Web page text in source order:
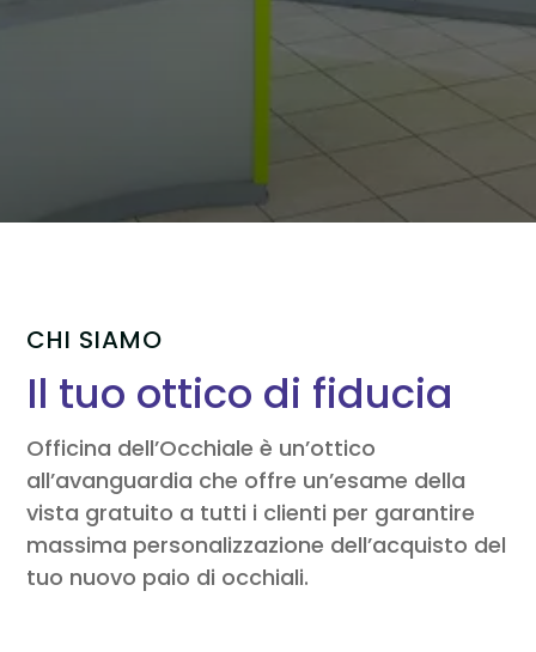
CHI SIAMO
Il tuo ottico di fiducia
Officina dell’Occhiale è un’ottico
all’avanguardia che offre un’esame della
vista gratuito a tutti i clienti per garantire
massima personalizzazione dell’acquisto del
tuo nuovo paio di occhiali.